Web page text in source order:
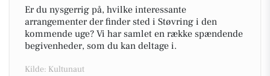
Er du nysgerrig på, hvilke interessante
arrangementer der finder sted i Støvring i den
kommende uge? Vi har samlet en række spændende
begivenheder, som du kan deltage i.
Kilde: Kultunaut